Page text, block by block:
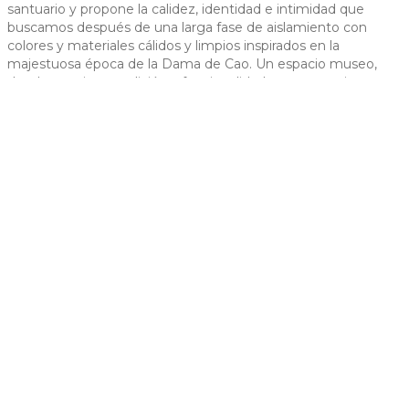
slide
slide
santuario y propone la calidez, identidad e intimidad que
buscamos después de una larga fase de aislamiento con
colores y materiales cálidos y limpios inspirados en la
majestuosa época de la Dama de Cao. Un espacio museo,
donde conviven tradición y funcionalidad tan necesarios en